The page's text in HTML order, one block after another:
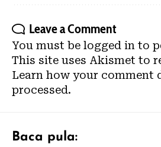
Leave a Comment
You must be logged in to
This site uses Akismet to
Learn how your comment
processed.
Baca pula: